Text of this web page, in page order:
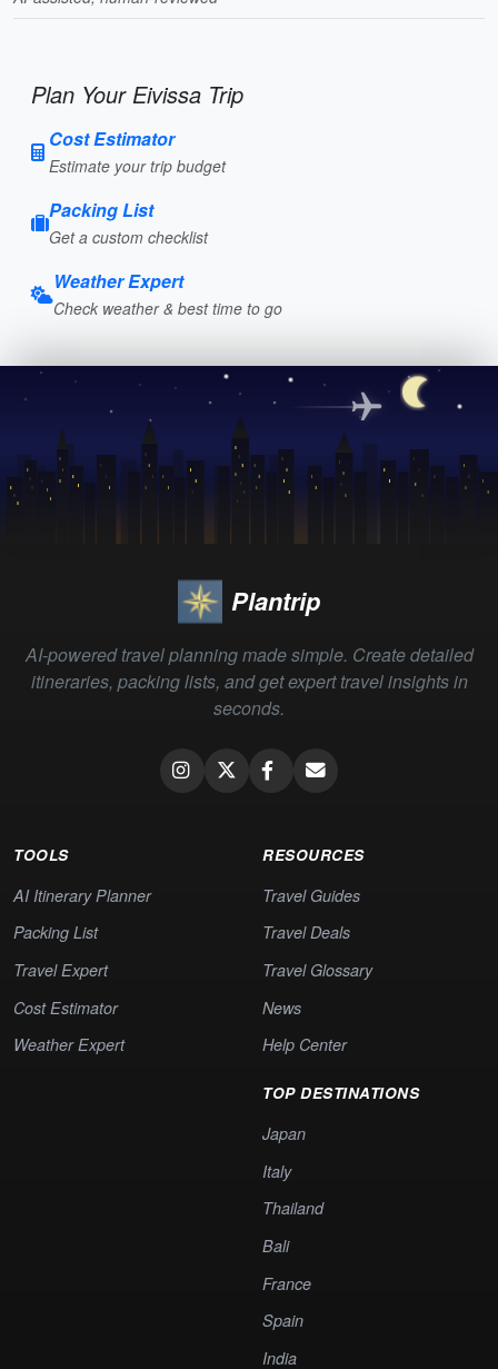
Plan Your Eivissa Trip
Cost Estimator
Estimate your trip budget
Packing List
Get a custom checklist
Weather Expert
Check weather & best time to go
Plantrip
AI-powered travel planning made simple. Create detailed
itineraries, packing lists, and get expert travel insights in
seconds.
TOOLS
AI Itinerary Planner
Packing List
Travel Expert
Cost Estimator
Weather Expert
RESOURCES
Travel Guides
Travel Deals
Travel Glossary
News
Help Center
TOP DESTINATIONS
Japan
Italy
Thailand
Bali
France
Spain
India